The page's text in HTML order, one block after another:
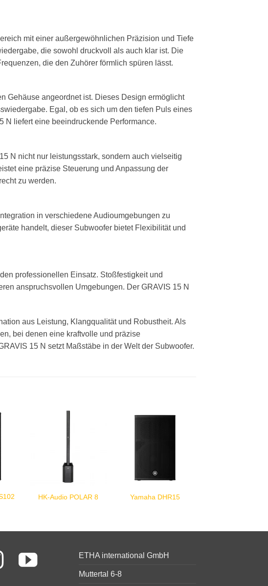
mit einer außergewöhnlichen Präzision und Tiefe
die sowohl druckvoll als auch klar ist. Die
die den Zuhörer förmlich spüren lässt.
Gehäuse angeordnet ist. Dieses Design ermöglicht
Egal, ob es sich um den tiefen Puls eines
N liefert eine beeindruckende Performance.
N nicht nur leistungsstark, sondern auch vielseitig
eine präzise Steuerung und Anpassung der
zu werden.
in verschiedene Audioumgebungen zu
handelt, dieser Subwoofer bietet Flexibilität und
professionellen Einsatz. Stoßfestigkeit und
anspruchsvollen Umgebungen. Der GRAVIS 15 N
aus Leistung, Klangqualität und Robustheit. Als
bei denen eine kraftvolle und präzise
15 N setzt Maßstäbe in der Welt der Subwoofer.
HK-Audio POLAR 8 Yamaha DHR15
ETHA international GmbH
Muttertal 6-8